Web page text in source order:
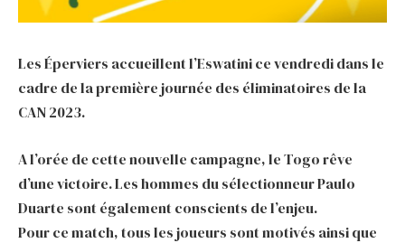
Les Éperviers accueillent l’Eswatini ce vendredi dans le
cadre de la première journée des éliminatoires de la
CAN 2023.
A l’orée de cette nouvelle campagne, le Togo rêve
d’une victoire. Les hommes du sélectionneur Paulo
Duarte sont également conscients de l’enjeu.
Pour ce match, tous les joueurs sont motivés ainsi que